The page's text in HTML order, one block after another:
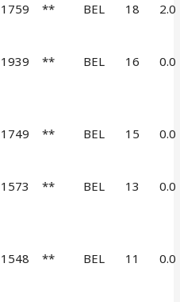
1759 ** BEL 18 2.0
1939 ** BEL 16 0.0
1749 ** BEL 15 0.0
1573 ** BEL 13 0.0
1548 ** BEL 11 0.0